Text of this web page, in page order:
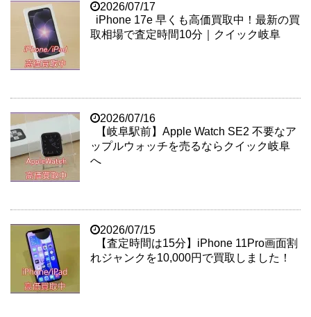
2026/07/17
iPhone 17e 早くも高価買取中！最新の買
取相場で査定時間10分｜クイック岐阜
2026/07/16
【岐阜駅前】Apple Watch SE2 不要なア
ップルウォッチを売るならクイック岐阜
へ
2026/07/15
【査定時間は15分】iPhone 11Pro画面割
れジャンクを10,000円で買取しました！